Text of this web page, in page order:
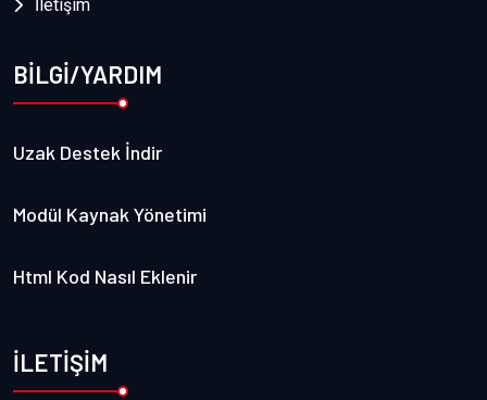
İletişim
BİLGİ/YARDIM
Uzak Destek İndir
Modül Kaynak Yönetimi
Html Kod Nasıl Eklenir
İLETİŞİM